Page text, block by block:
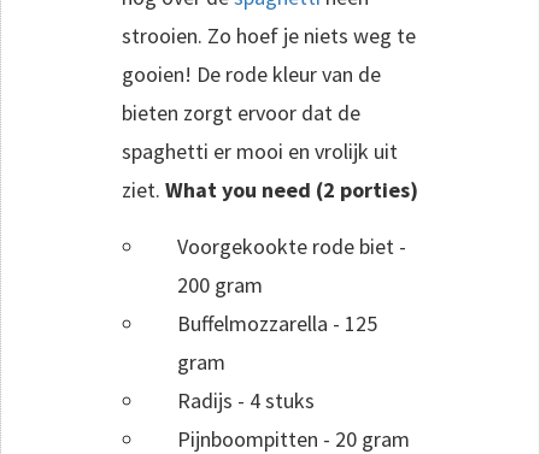
strooien. Zo hoef je niets weg te
gooien! De rode kleur van de
bieten zorgt ervoor dat de
spaghetti er mooi en vrolijk uit
ziet. What you need (2 porties)
Voorgekookte rode biet -
200 gram
Buffelmozzarella - 125
gram
Radijs - 4 stuks
Pijnboompitten - 20 gram